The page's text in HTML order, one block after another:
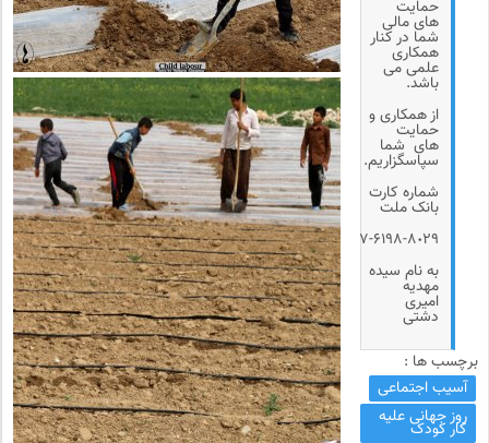
حمایت
های مالی
شما در کنار
همکاری
علمی می
باشد.
از همکاری و
حمایت
های شما
سپاسگزاریم.
شماره کارت
بانک ملت
۶۱٠۴-۳۳۷۷-۶۱۹۸-۸٠۲۹
به نام سیده
مهدیه
امیری
دشتی
برچسب ها :
آسیب اجتماعی
روز جهانی علیه
کار کودک